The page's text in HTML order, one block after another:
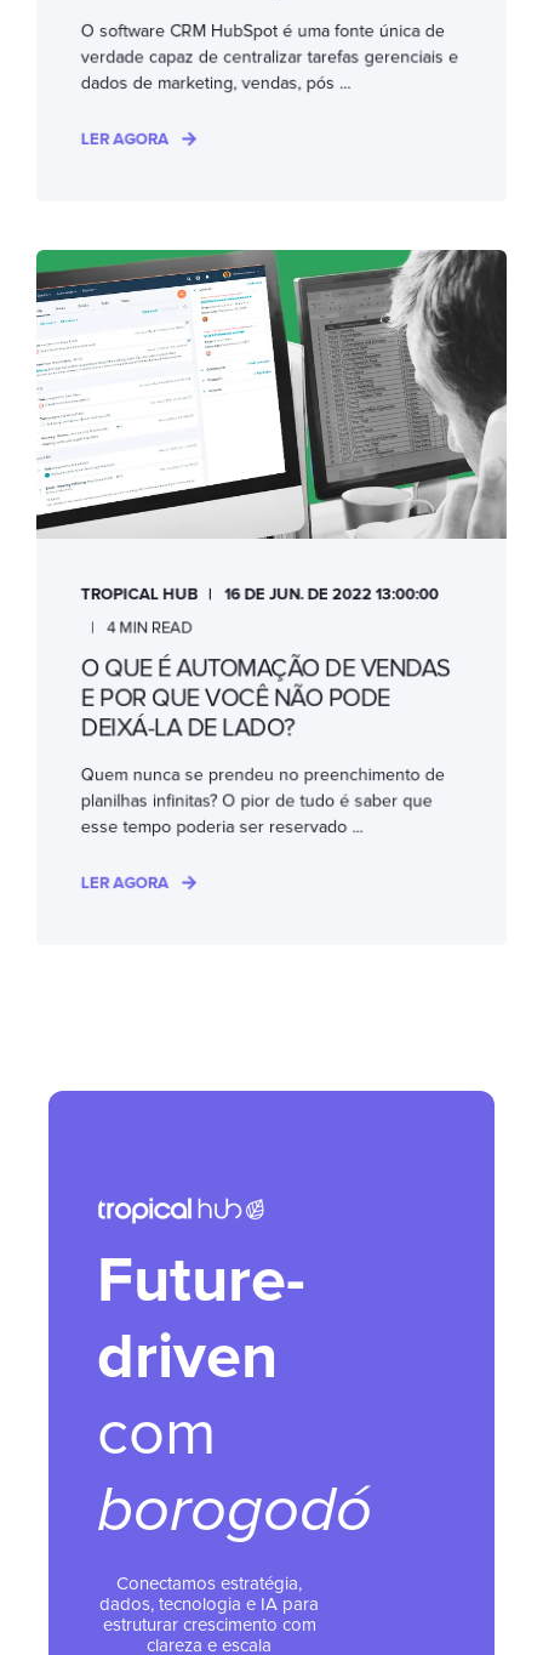
O software CRM HubSpot é uma fonte única de
verdade capaz de centralizar tarefas gerenciais e
dados de marketing, vendas, pós ...
LER AGORA
TROPICAL HUB
16 DE JUN. DE 2022 13:00:00
4 MIN READ
O QUE É AUTOMAÇÃO DE VENDAS
E POR QUE VOCÊ NÃO PODE
DEIXÁ-LA DE LADO?
Quem nunca se prendeu no preenchimento de
planilhas infinitas? O pior de tudo é saber que
esse tempo poderia ser reservado ...
LER AGORA
Future-
driven
com
borogodó
Conectamos estratégia,
dados, tecnologia e IA para
estruturar crescimento com
clareza e escala